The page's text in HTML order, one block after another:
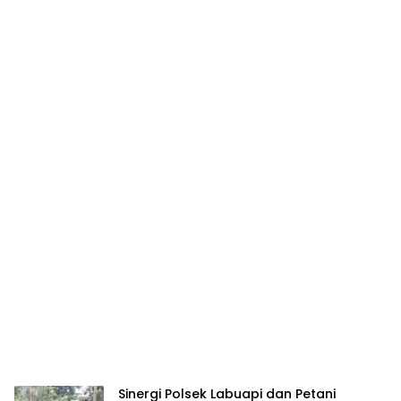
Sinergi Polsek Labuapi dan Petani